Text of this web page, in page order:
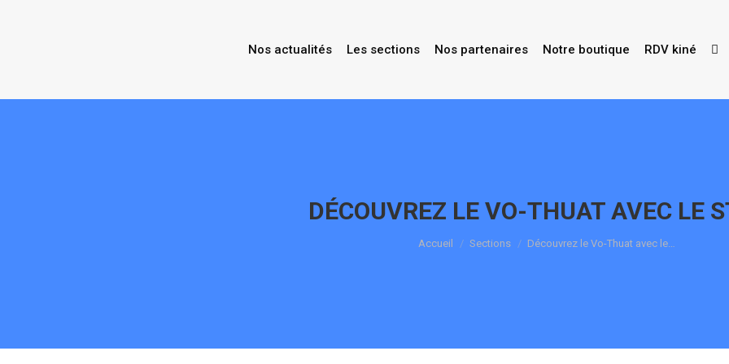
Nos actualités Les sections Nos partenaires Notre boutique RDV kiné
DÉCOUVREZ LE VO-THUAT AVEC LE
Vous êtes ici :
Accueil Sections Découvrez le Vo-Thuat avec le…